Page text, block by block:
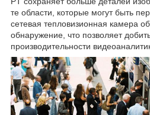
те области, которые могут быть
сетевая тепловизионная камера
обнаружение, что позволяет
производительности